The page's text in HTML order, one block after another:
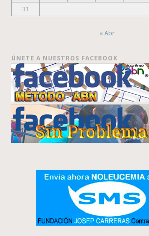
31
« Abr
ÚNETE A NUESTROS FACEBOOK